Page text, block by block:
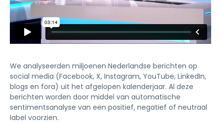
We analyseerden miljoenen Nederlandse berichten op
social media (Facebook, X, Instagram, YouTube, LinkedIn,
blogs en fora) uit het afgelopen kalenderjaar. Al deze
berichten worden door middel van automatische
sentimentsanalyse van een positief, negatief of neutraal
label voorzien.